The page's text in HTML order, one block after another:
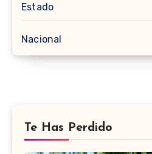
Estado
Nacional
Te Has Perdido